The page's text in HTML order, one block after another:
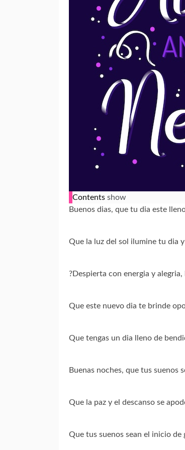
Contents show
Buenos dias, que tu dia este
Que la luz del sol ilumine tu dia
?Despierta con energia y alegria,
Que este nuevo dia te brinde
Que tengas un dia lleno de
Buenas noches, que tus suenos
Que la paz y el descanso se
Que tus suenos sean el inicio de